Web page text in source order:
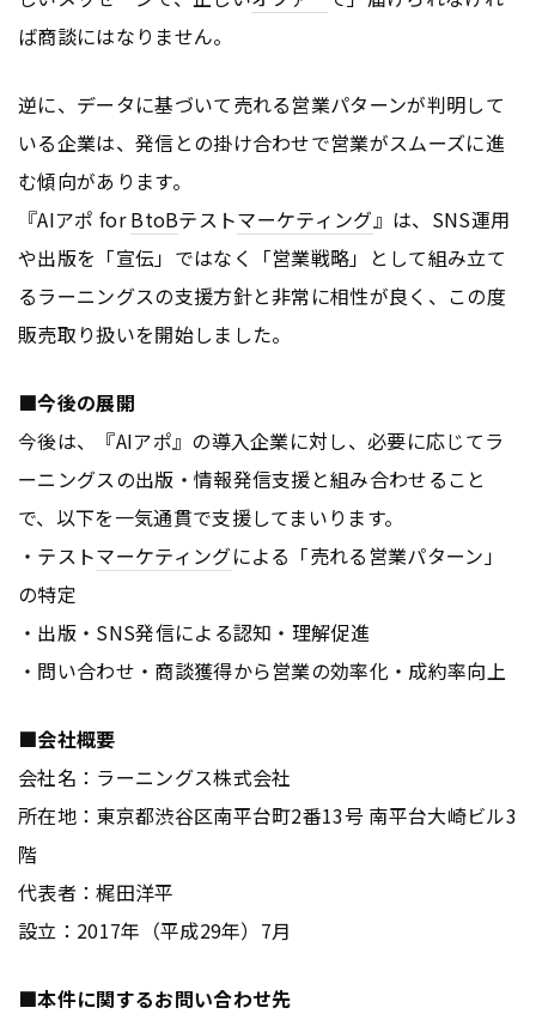
ば商談にはなりません。
逆に、データに基づいて売れる営業パターンが判明して
いる企業は、発信との掛け合わせで営業がスムーズに進
む傾向があります。
『AIアポ forBtoBテストマーケティング』は、SNS運用
や出版を「宣伝」ではなく「営業戦略」として組み立て
るラーニングスの支援方針と非常に相性が良く、この度
販売取り扱いを開始しました。
■今後の展開
今後は、『AIアポ』の導入企業に対し、必要に応じてラ
ーニングスの出版・情報発信支援と組み合わせること
で、以下を一気通貫で支援してまいります。
・テストマーケティングによる「売れる営業パターン」
の特定
・出版・SNS発信による認知・理解促進
・問い合わせ・商談獲得から営業の効率化・成約率向上
■会社概要
会社名：ラーニングス株式会社
所在地：東京都渋谷区南平台町2番13号 南平台大崎ビル3
階
代表者：梶田洋平
設立：2017年（平成29年）7月
■本件に関するお問い合わせ先